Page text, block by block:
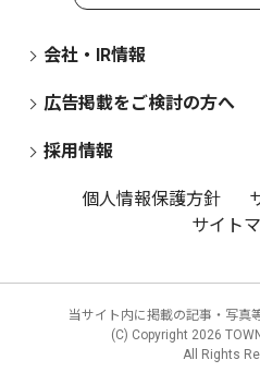
会社・IR情報
広告掲載をご検討の方へ
採用情報
個人情報保護方針
サイト
当サイト内に掲載の記事・写真
(C) Copyright 2026
All Rights